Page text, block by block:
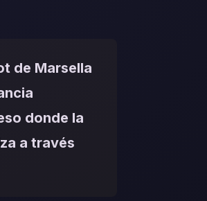
de Marsella
donde la
a través